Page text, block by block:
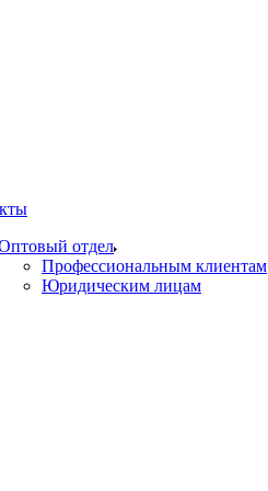
отдел
Профессиональным клиентам
Юридическим лицам